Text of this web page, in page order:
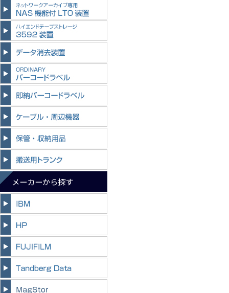
メーカーから探す